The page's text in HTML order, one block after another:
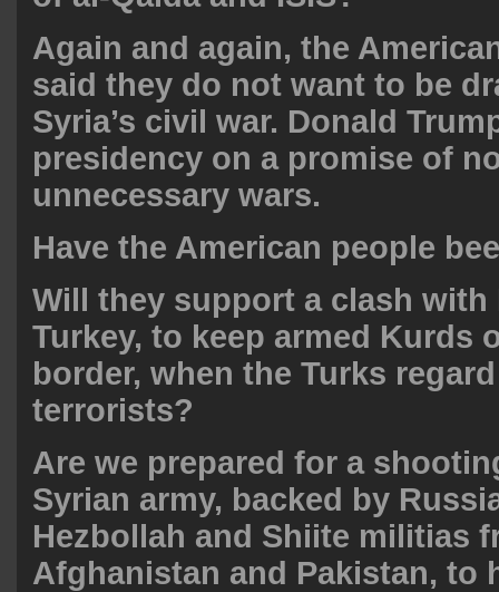
Again and again, the
said they do not want to be
Syria’s civil war. Donald
presidency on a promise of
unnecessary wars.
Have the American people
Will they support a clash with
Turkey, to keep armed Kurds
border, when the Turks
terrorists?
Are we prepared for a
Syrian army, backed by
Hezbollah and Shiite militias
Afghanistan and Pakistan, to